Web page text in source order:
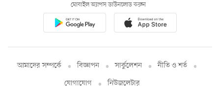
মোবাইল অ্যাপস ডাউনলোড করুন
আমাদের সম্পর্কে বিজ্ঞাপন সার্কুলেশন
নীতি ও শর্ত
যোগাযোগ
নিউজলেটার